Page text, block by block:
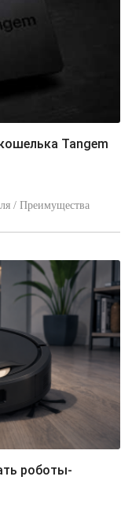
/ Преимущества